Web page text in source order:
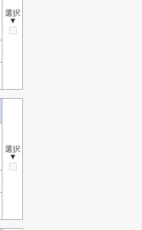
選択
▼
選択
▼